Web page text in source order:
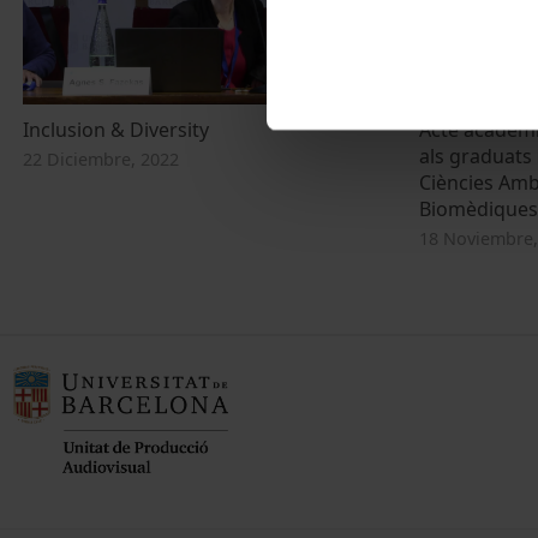
Inclusion & Diversity
22 Diciembre, 2022
Acte
als graduats
Ciències
18